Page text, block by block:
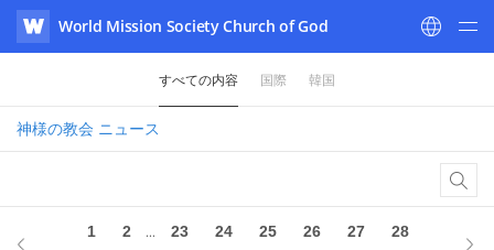
WATV
World Mission Society Church of God
すべての内容 国際 韓国
神様の教会 ニュース
1 2 ... 23 24 25 26 27
28